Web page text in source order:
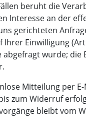
beruht die
Interesse an der
gerichteten
Ihrer Einwilligung
abgefragt wurde; die
Mitteilung per
zum Widerruf
bleibt vom